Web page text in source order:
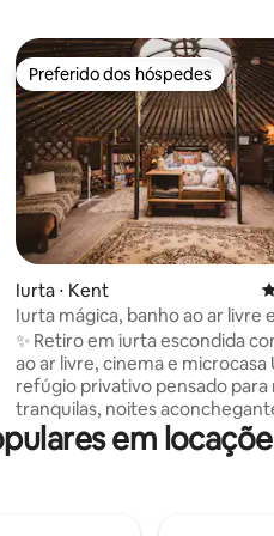
média de 5, 347
Preferido dos hóspedes
Preferido dos hóspedes
Iurta ⋅ Kent
Iurta mágica, banho ao ar livre
centro da cidade
✨ Retiro em iurta escondida
ao ar livre, cinema e microcasa Um
refúgio privativo pensado para
tranquilas, noites
estadias inesquecíveis xx Perfeito para
casais que buscam uma estadia
em